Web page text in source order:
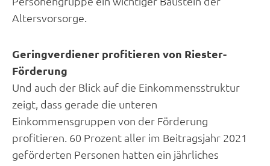
Altersvorsorge.
Geringverdiener profitieren von Riester-
Förderung
Und auch der Blick auf die Einkommensstruktur
zeigt, dass gerade die unteren
Einkommensgruppen von der Förderung
profitieren. 60 Prozent aller im Beitragsjahr 2021
geförderten Personen hatten ein jährliches